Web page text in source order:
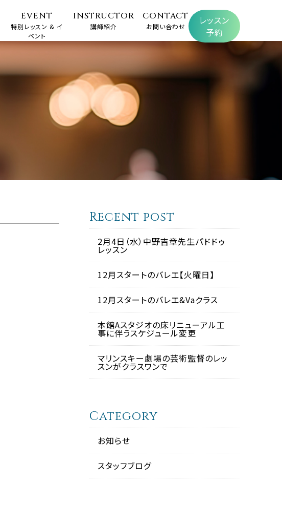
EVENT
特別レッスン & イ
ベント
INSTRUCTOR
講師紹介
CONTACT
お問い合わせ
レッスン
予約
Recent post
2月4日（水）中野吉章先生パドドゥ
レッスン
12月スタートのバレエ【火曜日】
12月スタートのバレエ&Vaクラス
本館Aスタジオの床リニューアル工
事に伴うスケジュール変更
マリンスキー劇場の芸術監督のレッ
スンがクラスワンで
Category
お知らせ
スタッフブログ